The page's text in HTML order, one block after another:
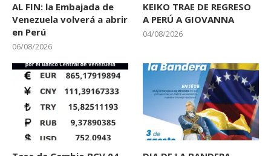
AL FIN: la Embajada de
Venezuela volverá a abrir
en Perú
06/08/2026
KEIKO TRAE DE REGRESO
A PERÚ A GIOVANNA
04/08/2026